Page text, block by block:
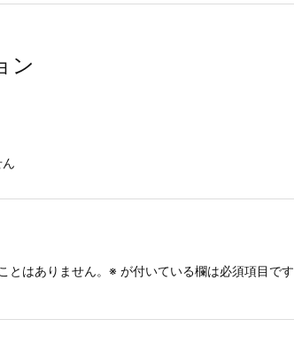
ン
とはありません。 ※ が付いている欄は必須項目です